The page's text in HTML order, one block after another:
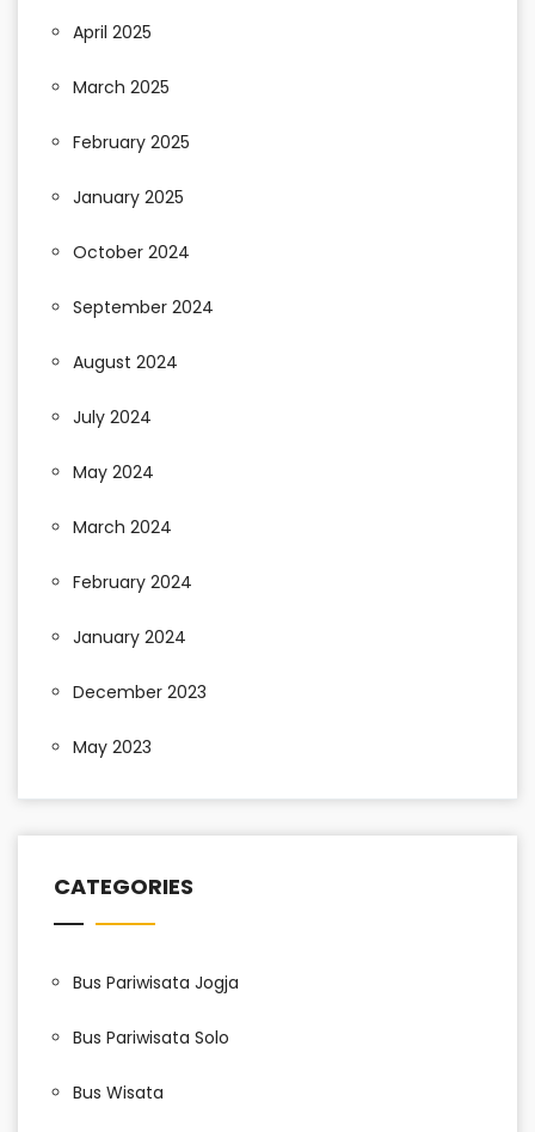
April 2025
March 2025
February 2025
January 2025
October 2024
September 2024
August 2024
July 2024
May 2024
March 2024
February 2024
January 2024
December 2023
May 2023
CATEGORIES
Bus Pariwisata Jogja
Bus Pariwisata Solo
Bus Wisata